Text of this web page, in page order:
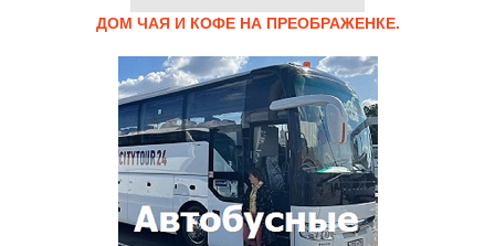
ДОМ ЧАЯ И КОФЕ НА ПРЕОБРАЖЕНКЕ.